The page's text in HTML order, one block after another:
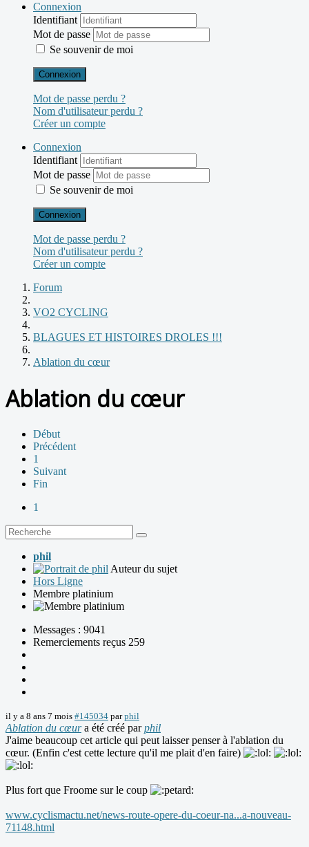
Connexion
Identifiant
Mot de passe
Se souvenir de moi
Connexion
Mot de passe perdu ?
Nom d'utilisateur perdu ?
Créer un compte
Connexion
Identifiant
Mot de passe
Se souvenir de moi
Connexion
Mot de passe perdu ?
Nom d'utilisateur perdu ?
Créer un compte
Forum
VO2 CYCLING
BLAGUES ET HISTOIRES DROLES !!!
Ablation du cœur
Ablation du cœur
Début
Précédent
1
Suivant
Fin
1
phil
Auteur du sujet
Hors Ligne
Membre platinium
Messages : 9041
Remerciements reçus 259
il y a 8 ans 7 mois #145034 parphil
Ablation du cœura été créé parphil
J'aime beaucoup cet article qui peut laisser penser à l'ablation du
cœur. (Enfin c'est cette lecture qu'il me plait d'en faire)
Plus fort que Froome sur le coup
www.cyclismactu.net/news-route-opere-du-coeur-na...a-nouveau-
71148.html